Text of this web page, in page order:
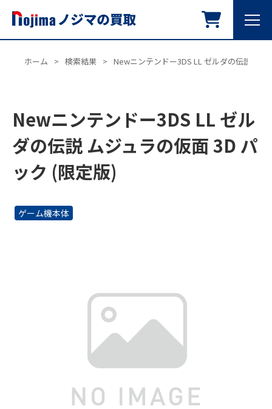
ホーム > 検索結果 > Newニンテンドー3DS LL ゼルダの伝説 ム
Newニンテンドー3DS LL ゼル
ダの伝説 ムジュラの仮面 3D パ
ック (限定版)
ゲーム機本体